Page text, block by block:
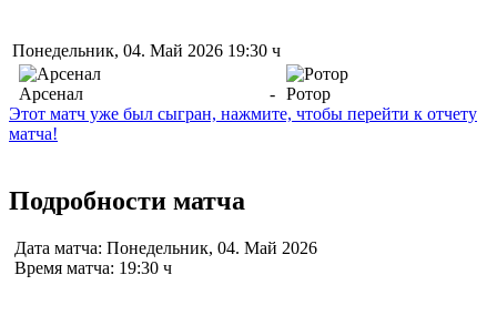
Понедельник, 04. Май 2026 19:30 ч
Арсенал - Ротор
Этот матч уже был сыгран, нажмите, чтобы перейти к отчету
матча!
Подробности матча
Дата матча: Понедельник, 04. Май 2026
Время матча: 19:30 ч